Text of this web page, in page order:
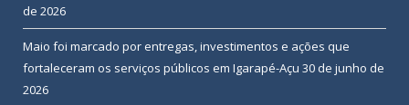
de 2026
Maio foi marcado por entregas, investimentos e ações que
fortaleceram os serviços públicos em Igarapé-Açu 30 de junho de
2026